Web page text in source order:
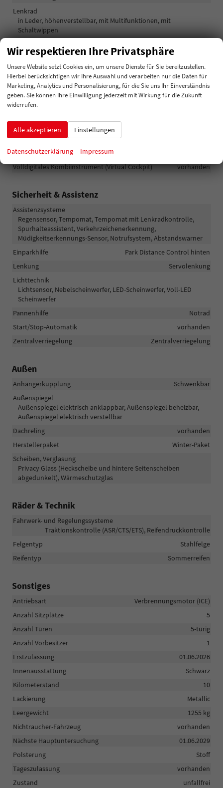
Lenkrad
in Leder, höhenverstellbar, mit Multifunktionen, mit
Schaltwippen
Isofix (Kindersitzbefestigung), Rücksitzbank hinten geteilt,
Sitzheizung, Isofix Beifahrersitz
Sitze: Lordosenstütze
Fahrer
Infotainment & Kommunikation
Audioanlage
Schnittstelle USB, Digitalradio DAB, Android Auto, Apple CarPlay,
Touchscreen
Telefon
Volldigitales Kombiinstrument (Virtual Cockpit)
vorhanden
Sicherheit & Assistenz
Assistenzsysteme
Regensensor, Tempomat, Tempomat mit Lenkradkontrolle,
Spurhalteassistent, Verkehrzeichenerkennung,
Müdigkeitserkennungs-Sensor, Notrufsystem, Abstandswarner
Einparkhilfe
Park Distance Control hinten
Lenkung
Servolenkung
Lichttechnik
Lichtsensor, Nebelscheinwerfer, LED-Scheinwerfer, Voll-LED
Scheinwerfer
Pannenhilfe
Notrad
Start/Stop-Automatik
vorhanden
Zentralverriegelung
Zentralverriegelung
Außen
Anhängerkupplung
Schwenkbar
Außenspiegel
Außenspiegel elektrisch anklappbar, Außenspiegel beheizbar,
Außenspiegel elektrisch verstellbar
Dachreling
vorhanden
Herstellerpaket
Winter-Paket
Scheiben, Verglasung
Privacy Glass (Heckscheibe und hintere Seitenscheiben
abgedunkelt), Wärmeschutzglas
Räder & Technik
Fahrwerk- und Regelungssysteme
Traktionskontrolle (ASR/CTS/ETS), Reifendruckkontrolle
Felgentyp
Stahlfelge
Reifentyp
Sommerreifen
Sonstiges
Antriebsart
Verbrennungsmotor (ICE)
Anzahl Sitzplätze
5
Anzahl Türen
5-türig
Anzahl Vorbesitzer
1
Erstzulassung
01.06.2026
Innenausstattung
Schwarz
Kilometerstand
10
Lackierung
Metallic
Leergewicht
1255 kg
Nichtraucher-Fahrzeug
vorhanden
Nächste Hauptuntersuchung
01.06.2029
Polsterung
Stoff
Tageszulassung
vorhanden
Zustand
unfallfrei
Wir respektieren Ihre Privatsphäre
Unsere Website setzt Cookies ein, um unsere Dienste für Sie bereitzustellen.
Hierbei berücksichtigen wir Ihre Auswahl und verarbeiten nur die Daten für
Marketing, Analytics und Personalisierung, für die Sie uns Ihr Einverständnis
geben. Sie können Ihre Einwilligung jederzeit mit Wirkung für die Zukunft
widerrufen.
Alle akzeptieren Einstellungen
Datenschutzerklärung Impressum